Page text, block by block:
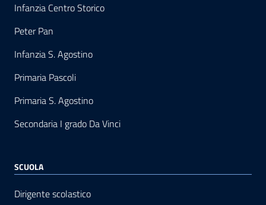
Infanzia Centro Storico
Peter Pan
Infanzia S. Agostino
Primaria Pascoli
Primaria S. Agostino
Secondaria I grado Da Vinci
SCUOLA
Dirigente scolastico